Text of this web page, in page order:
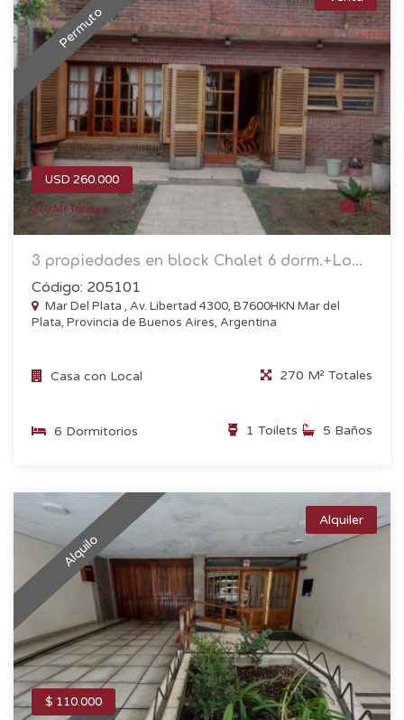
Permuto
USD 260.000
270 M² Totales 38
3 propiedades en block Chalet 6 dorm.+Lo...
Código: 205101
Mar Del Plata , Av. Libertad 4300, B7600HKN Mar del
Plata, Provincia de Buenos Aires, Argentina
Casa con Local 270 M² Totales
6 Dormitorios 5 Baños
1 Toilets
Alquilo
Alquiler
$ 110.000